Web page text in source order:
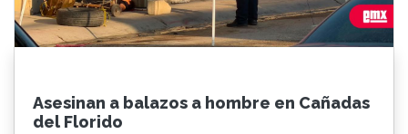
Asesinan a balazos a hombre en Cañadas
del Florido